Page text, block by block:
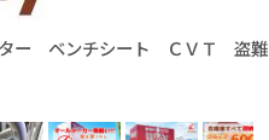
ター ベンチシート ＣＶＴ 盗難